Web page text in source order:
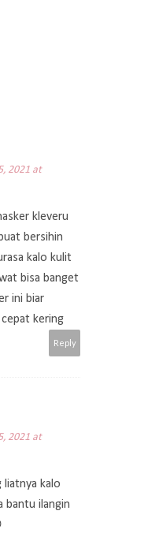
2021 at
kleveru
bersihin
kalo kulit
bisa banget
ini biar
kering
Reply
2021 at
liatnya kalo
bantu ilangin